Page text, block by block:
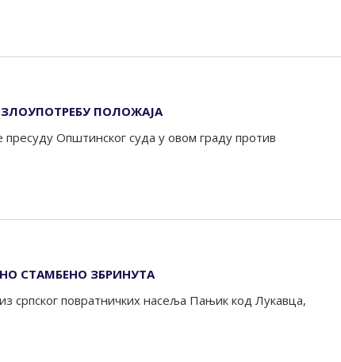
ПОЛОЖАЈА
Општинског суда у овом граду против
СТАМБЕНО ЗБРИНУТА
повратничких насеља Пањик код Лукавца,